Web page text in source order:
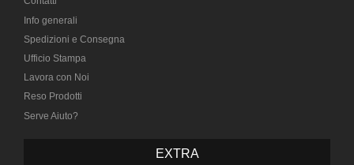
Info generali
Spedizioni e Consegna
Ufficio Stampa
Lavora con Noi
Reso Prodotti
Serve Aiuto?
EXTRA